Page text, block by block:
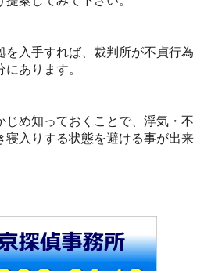
を入手すれば、裁判所が不貞行為
あります。
じめ知っておくことで、浮気・不
寝入りする状態を避ける事が出来